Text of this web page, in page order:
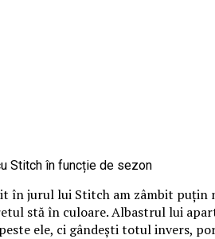
în jurul lui Stitch am zâmbit
stă în culoare. Albastrul lui
ele, ci gândești totul invers,